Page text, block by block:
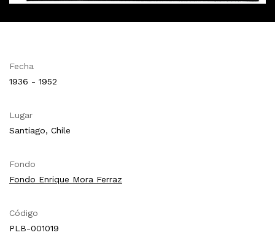
Fecha
1936 - 1952
Lugar
Santiago, Chile
Fondo
Fondo Enrique Mora Ferraz
Código
PLB-001019